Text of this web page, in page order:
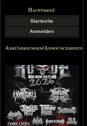
Hauptmenü
Startseite
Anmelden
Ankündigungen/Announcements